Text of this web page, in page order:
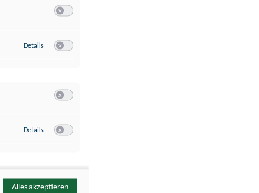
Details zu Google Analytics
Details zu YouTube
Alles akzeptieren